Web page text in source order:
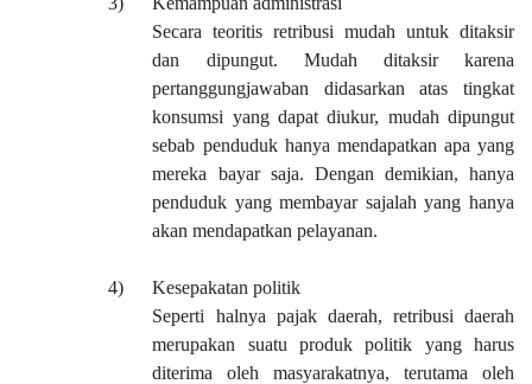
Secara teoritis retribusi mudah untuk ditaksir
dan dipungut. Mudah ditaksir karena
pertanggungjawaban didasarkan atas tingkat
konsumsi yang dapat diukur, mudah dipungut
sebab penduduk hanya mendapatkan apa yang
mereka bayar saja. Dengan demikian, hanya
penduduk yang membayar sajalah yang hanya
akan mendapatkan pelayanan.
4)
Kesepakatan politik
Seperti halnya pajak daerah, retribusi daerah
merupakan suatu produk politik yang harus
diterima oleh masyarakatnya, terutama oleh